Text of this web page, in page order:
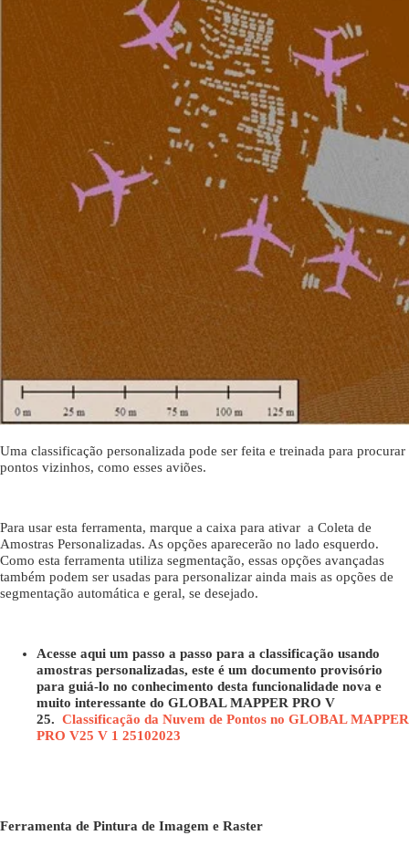
Uma classificação personalizada pode ser feita e treinada para
pontos vizinhos, como esses aviões.
Para usar esta ferramenta, marque a caixa para ativar a Coleta de
Amostras Personalizadas. As opções aparecerão no lado esquerdo.
Como esta ferramenta utiliza segmentação, essas opções avançadas
também podem ser usadas para personalizar ainda mais as opções de
segmentação automática e geral, se desejado.
Acesse aqui um passo a passo para a classificação usando
amostras personalizadas, este é um documento provisório
para guiá-lo no conhecimento desta funcionalidade nova e
muito interessante do GLOBAL MAPPER PRO V
25. Classificação da Nuvem de Pontos no GLOBAL MAPPER
PRO V25 V 1 25102023
Ferramenta de Pintura de Imagem e Raster